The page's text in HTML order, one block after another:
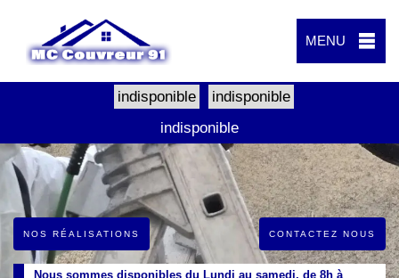
MENU
indisponible
indisponible
indisponible
NOS RÉALISATIONS CONTACTEZ NOUS
Nous sommes disponibles du Lundi au samedi, de 8h à